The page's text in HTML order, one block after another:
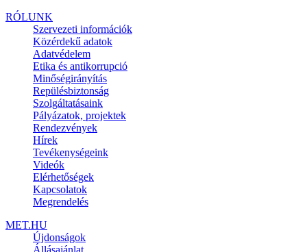
RÓLUNK
Szervezeti információk
Közérdekű adatok
Adatvédelem
Etika és antikorrupció
Minőségirányítás
Repülésbiztonság
Szolgáltatásaink
Pályázatok, projektek
Rendezvények
Hírek
Tevékenységeink
Videók
Elérhetőségek
Kapcsolatok
Megrendelés
MET.HU
Újdonságok
Állásajánlat